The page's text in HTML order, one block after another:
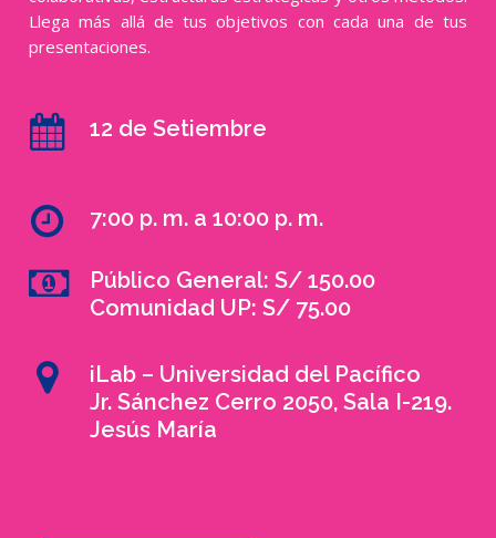
Llega más allá de tus objetivos con cada una de tus
presentaciones.
12 de Setiembre
7:00 p. m. a 10:00 p. m.
Público General: S/ 150.00
Comunidad UP: S/ 75.00
iLab – Universidad del Pacífico
Jr. Sánchez Cerro 2050, Sala I-219.
Jesús María